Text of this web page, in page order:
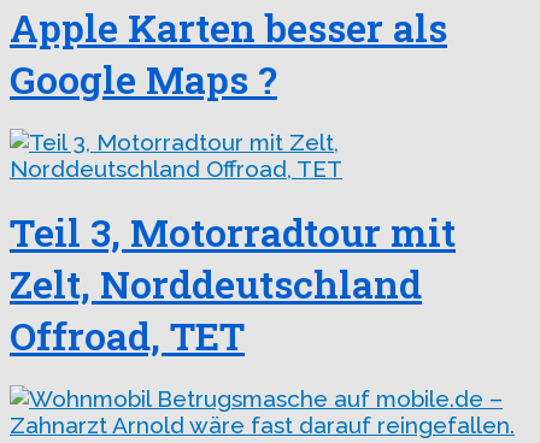
Apple Karten besser als
Google Maps ?
Teil 3, Motorradtour mit
Zelt, Norddeutschland
Offroad, TET